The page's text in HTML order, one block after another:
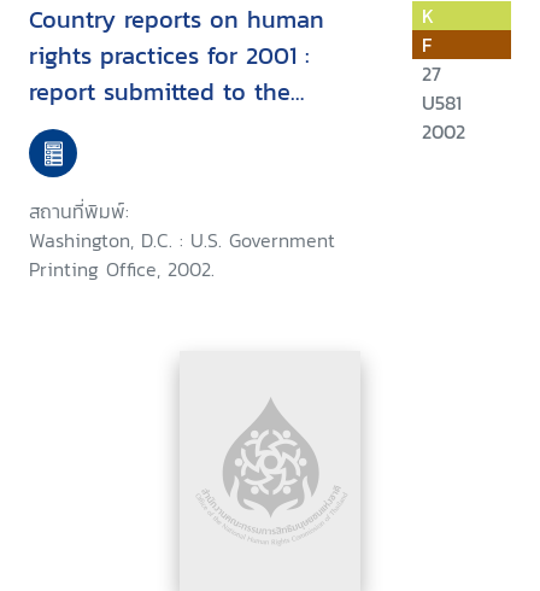
Country reports on human
rights practices for 2001 :
report submitted to the
Committee on International
relations U.S. House of
Representatives and the
commitee on foreign relations
U.S. senate
สถานที่พิมพ์:
Washington, D.C. : U.S. Government
Printing Office, 2002.
K
F
27
U581
2002